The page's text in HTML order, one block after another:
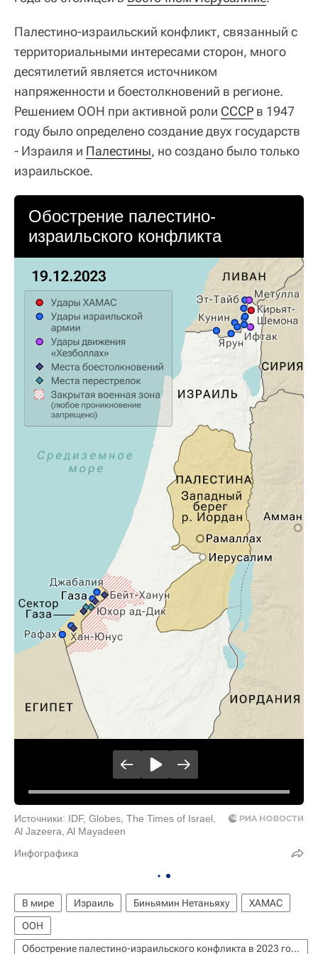
Палестино-израильский конфликт, связанный с
территориальными интересами сторон, много
десятилетий является источником
напряженности и боестолкновений в регионе.
Решением ООН при активной роли СССР в 1947
году было определено создание двух государств
- Израиля и Палестины, но создано было только
израильское.
Обострение палестино-
израильского конфликта
Источники: IDF, Globes, The Times of Israel,
Al Jazeera, Al Mayadeen
Инфографика
В мире Израиль Биньямин Нетаньяху
ХАМАС
ООН
Обострение палестино-израильского конфликта в 2023 году